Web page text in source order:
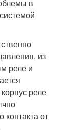
в
из
реле и
реле
от